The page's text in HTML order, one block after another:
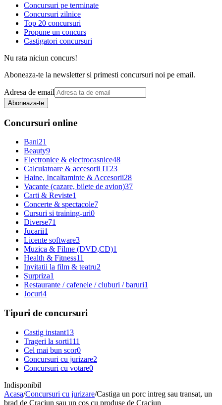
Concursuri pe terminate
Concursuri zilnice
Top 20 concursuri
Propune un concurs
Castigatori concursuri
Nu rata niciun concurs!
Aboneaza-te la newsletter si primesti concursuri noi pe email.
Adresa de email
Aboneaza-te
Concursuri online
Bani21
Beauty9
Electronice & electrocasnice48
Calculatoare & accesorii IT23
Haine, Incaltaminte & Accesorii28
Vacante (cazare, bilete de avion)37
Carti & Reviste1
Concerte & spectacole7
Cursuri si training-uri0
Diverse71
Jucarii1
Licente software3
Muzica & Filme (DVD,CD)1
Health & Fitness11
Invitatii la film & teatru2
Surpriza1
Restaurante / cafenele / cluburi / baruri1
Jocuri4
Tipuri de concursuri
Castig instant13
Trageri la sorti111
Cel mai bun scor0
Concursuri cu jurizare2
Concursuri cu votare0
Indisponibil
Acasa/Concursuri cu jurizare/Castiga un porc intreg sau transat, un
brad de Craciun sau un cos cu produse de Craciun